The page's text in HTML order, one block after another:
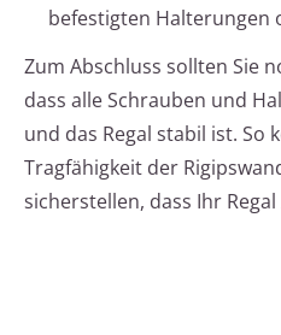
befestigten Halterungen
Zum Abschluss sollten Sie
dass alle Schrauben und
und das Regal stabil ist. So
Tragfähigkeit der
sicherstellen, dass Ihr